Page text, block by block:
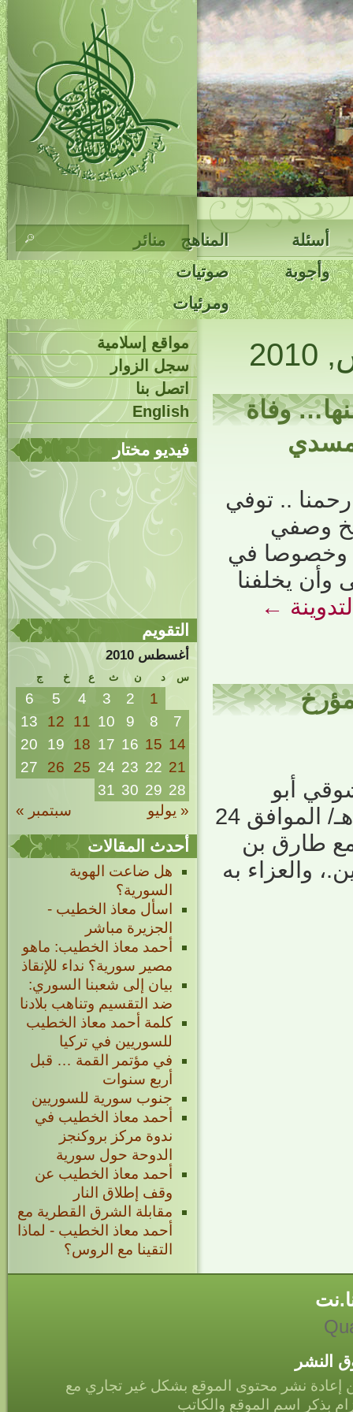
أسئلة
وأجوبة
المناهج
منائر
صوتيات
ومرئيات
وفاة
.. توفي
وصفي
وخصوصا في
وأن يخلفنا
←
أبو
خليل، يوم الثلاثاء 14 رمضان المبارك 1431هـ/ الموافق 24
طارق بن
والعزاء به
مواقع إسلامية
سجل الزوار
اتصل بنا
English
فيديو مختار
التقويم
أغسطس 2010
س د ن ث ع خ ج
« يوليو سبتمبر »
1
2
3
4
5
6
7
8
9
10
11
12
13
14
15
16
17
18
19
20
21
22
23
24
25
26
27
28
29
30
31
أحدث المقالات
هل ضاعت الهوية
السورية؟
اسأل معاذ الخطيب -
الجزيرة مباشر
أحمد معاذ الخطيب: ماهو
مصير سورية؟ نداء للإنقاذ
بيان إلى شعبنا السوري:
ضد التقسيم وتناهب بلادنا
كلمة أحمد معاذ الخطيب
للسوريين في تركيا
في مؤتمر القمة … قبل
أربع سنوات
جنوب سورية للسوريين
أحمد معاذ الخطيب في
ندوة مركز بروكنجز
الدوحة حول سورية
أحمد معاذ الخطيب عن
وقف إطلاق النار
مقابلة الشرق القطرية مع
أحمد معاذ الخطيب - لماذا
التقينا مع الروس؟
النشر
إعادة نشر محتوى الموقع بشكل غير تجاري مع
بذكر اسم الموقع والكاتب